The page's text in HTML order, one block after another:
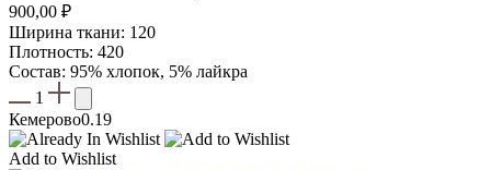
900,00 ₽
Ширина ткани: 120
Плотность: 420
Состав: 95% хлопок, 5% лайкра
1
Кемерово0.19
Add to Wishlist